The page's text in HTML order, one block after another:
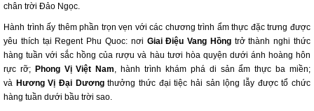
chân trời Đảo Ngọc.
Hành trình ấy thêm phần trọn vẹn với các chương trình ẩm thực đặc trưng được
yêu thích tại Regent Phu Quoc: nơi Giai Điệu Vang Hồngtrở thành nghi thức
hàng tuần với sắc hồng của rượu và hàu tươi hòa quyện dưới ánh hoàng hôn
rực rỡ; Phong Vị Việt Nam , hành trình khám phá di sản ẩm thực ba miền;
và Hương Vị Đại Dươngthưởng thức đại tiệc hải sản lộng lẫy được tổ chức
hàng tuần dưới bầu trời sao.